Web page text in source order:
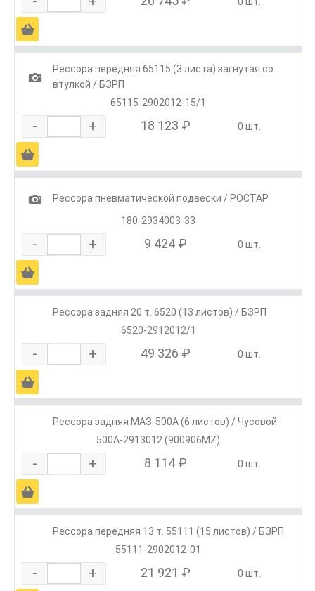
Ä
1
Рессора передняя 65115 (3 листа) загнутая со
втулкой / БЗРП
65115-2902012-15/1
- + 18 123 ₽ 0 шт.
Ä
1
Рессора пневматической подвески / РОСТАР
180-2934003-33
- + 9 424 ₽ 0 шт.
Ä
Рессора задняя 20 т. 6520 (13 листов) / БЗРП
6520-2912012/1
- + 49 326 ₽ 0 шт.
Ä
Рессора задняя МАЗ-500А (6 листов) / Чусовой
500А-2913012 (900906MZ)
- + 8 114 ₽ 0 шт.
Ä
Рессора передняя 13 т. 55111 (15 листов) / БЗРП
55111-2902012-01
- + 21 921 ₽ 0 шт.